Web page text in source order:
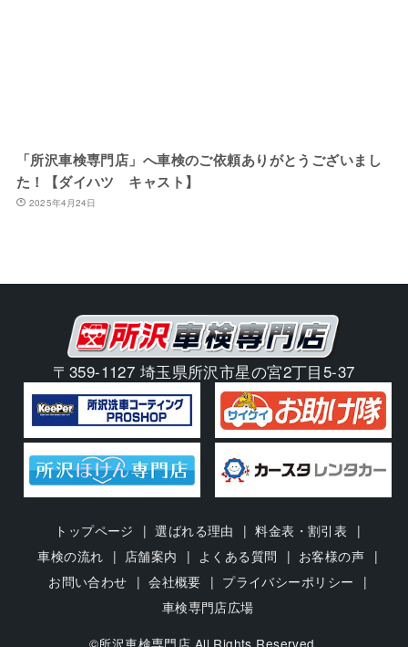
「所沢車検専門店」へ車検のご依頼ありがとうございまし
た！【ダイハツ キャスト】
2025年4月24日
〒359-1127 埼玉県所沢市星の宮2丁目5-37
トップページ 選ばれる理由
料金表・割引表
車検の流れ
店舗案内 よくある質問
お客様の声
お問い合わせ
会社概要
プライバシーポリシー
車検専門店広場